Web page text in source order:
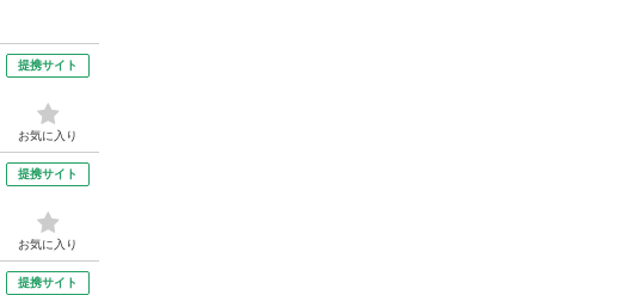
提携サイト
お気に入り
提携サイト
お気に入り
提携サイト